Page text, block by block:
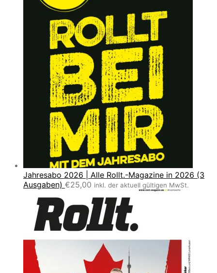
Jahresabo 2026 | Alle Rollt.-Magazine in 2026 (3
Ausgaben) €25,00 inkl. der aktuell gültigen MwSt.